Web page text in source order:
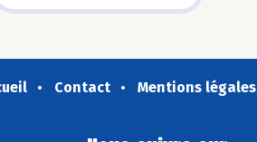
Contact Mentions légales